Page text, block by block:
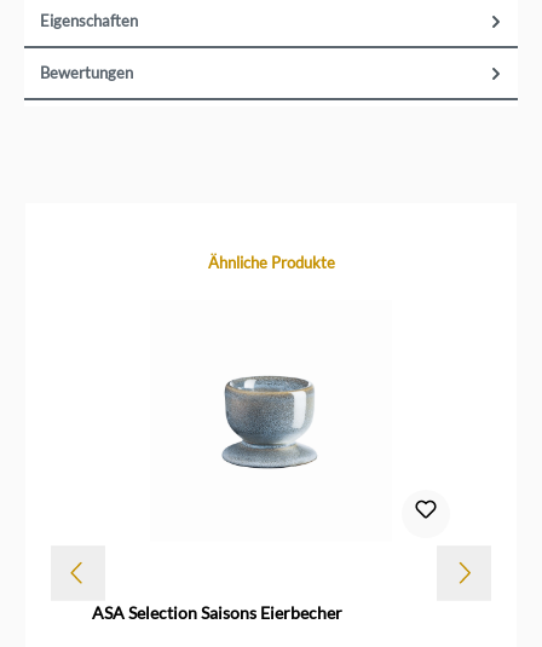
Eigenschaften
Bewertungen
Produktgalerie überspringenÄhnliche Produkte
ASA Selection Saisons Eierbecher